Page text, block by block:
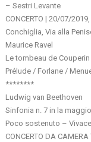
– Sestri Levante
CONCERTO | 20/07/
Conchiglia, Via alla
Maurice Ravel
Le tombeau de Couperin
Prélude / Forlane /
********
Ludwig van Beethoven
Sinfonia n. 7 in la
Poco sostenuto –
CONCERTO DA